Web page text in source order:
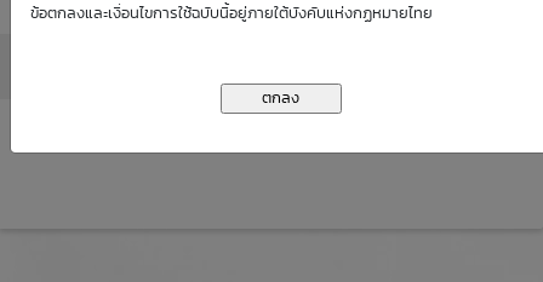
ข้อตกลงและเงื่อนไขการใช้ฉบับนี้อยู่ภายใต้บังคับแห่งกฏหมายไทย